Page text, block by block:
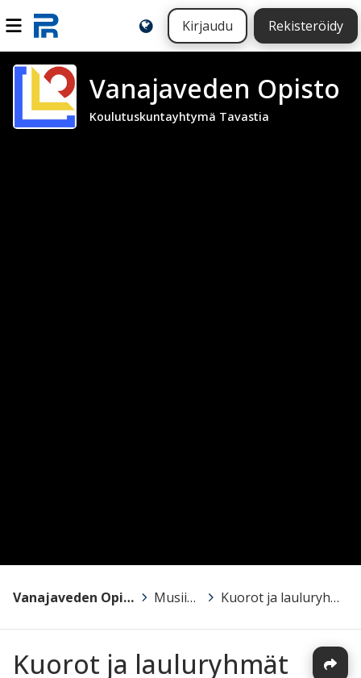
Kirjaudu Rekisteröidy
Vanajaveden Opisto
Koulutuskuntayhtymä Tavastia
Vanajaveden Opisto > Musiikki > Kuorot ja lauluryhmät
Kuorot ja lauluryhmät